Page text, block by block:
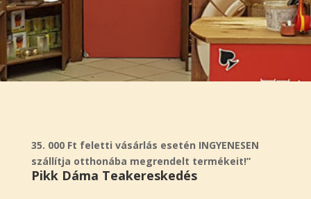
35. 000 Ft feletti vásárlás esetén INGYENESEN
szállítja otthonába megrendelt termékeit!”
Pikk Dáma Teakereskedés